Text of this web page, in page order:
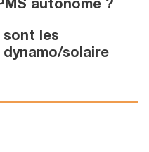
autonome ?
sont les
solaire